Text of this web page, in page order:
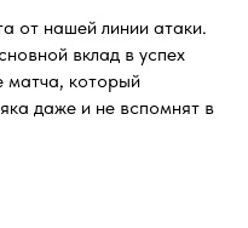
от нашей линии атаки.
вклад в успех
матча, который
даже и не вспомнят в